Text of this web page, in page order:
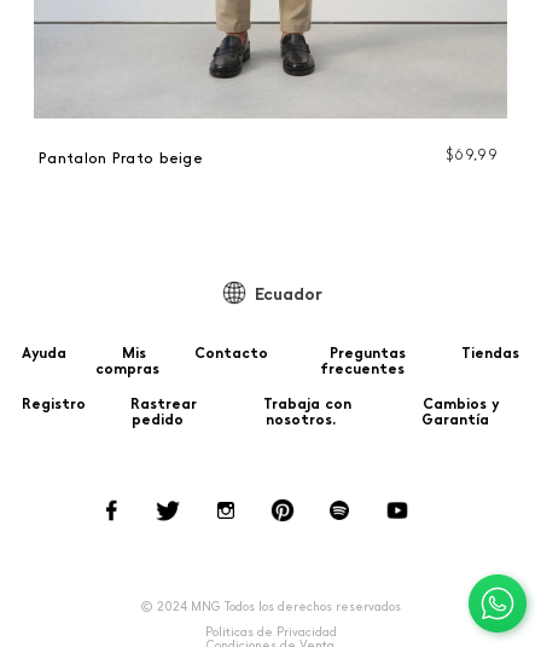
Pantalon Prato beige $69,99
Ecuador
Ayuda
Mis
compras
Contacto
Preguntas
frecuentes
Tiendas
Registro
Rastrear
pedido
Trabaja con
nosotros.
Cambios y
Garantía
© 2024 MNG Todos los derechos reservados
Politicas de Privacidad